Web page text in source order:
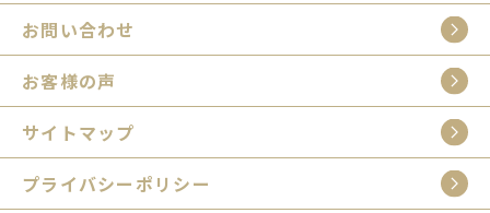
お問い合わせ
お客様の声
サイトマップ
プライバシーポリシー